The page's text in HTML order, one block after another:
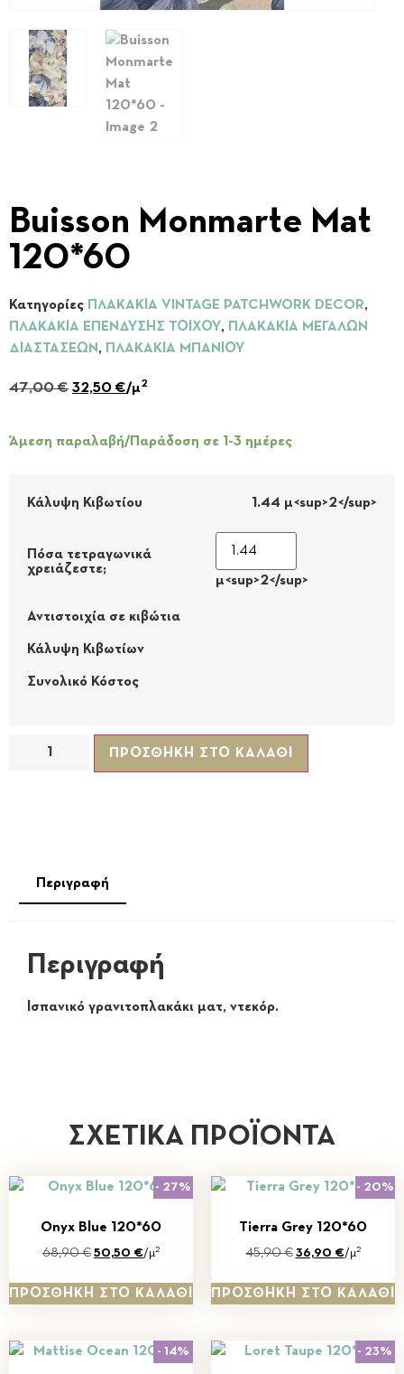
Buisson Monmarte Mat
120*60
Κατηγορίες ΠΛΑΚΑΚΙΑ VINTAGE PATCHWORK DECOR,
ΠΛΑΚΑΚΙΑ ΕΠΕΝΔΥΣΗΣ ΤΟΙΧΟΥ, ΠΛΑΚΑΚΙΑ ΜΕΓΑΛΩΝ
ΔΙΑΣΤΑΣΕΩΝ, ΠΛΑΚΑΚΙΑ ΜΠΑΝΙΟΥ
47,00€ 32,50 €/μ2
Άμεση παραλαβή/Παράδοση σε 1-3 ημέρες
Κάλυψη Κιβωτίου 1.44 μ<sup>2</sup>
Πόσα τετραγωνικά
χρειάζεστε;
μ<sup>2</sup>
Αντιστοιχία σε κιβώτια
Κάλυψη Κιβωτίων
Συνολικό Κόστος
ΠΡΟΣΘΉΚΗ ΣΤΟ ΚΑΛΆΘΙ
Περιγραφή
Περιγραφή
Ισπανικό γρανιτοπλακάκι ματ, ντεκόρ.
ΣΧΕΤΙΚΆ ΠΡΟΪΌΝΤΑ
- 27%
Onyx Blue 120*60
68,90€ 50,50 €/μ2
ΠΡΟΣΘΉΚΗ ΣΤΟ ΚΑΛΆΘΙ
- 20%
Tierra Grey 120*60
45,90€ 36,90 €/μ2
ΠΡΟΣΘΉΚΗ ΣΤΟ ΚΑΛΆΘΙ
- 14% - 23%